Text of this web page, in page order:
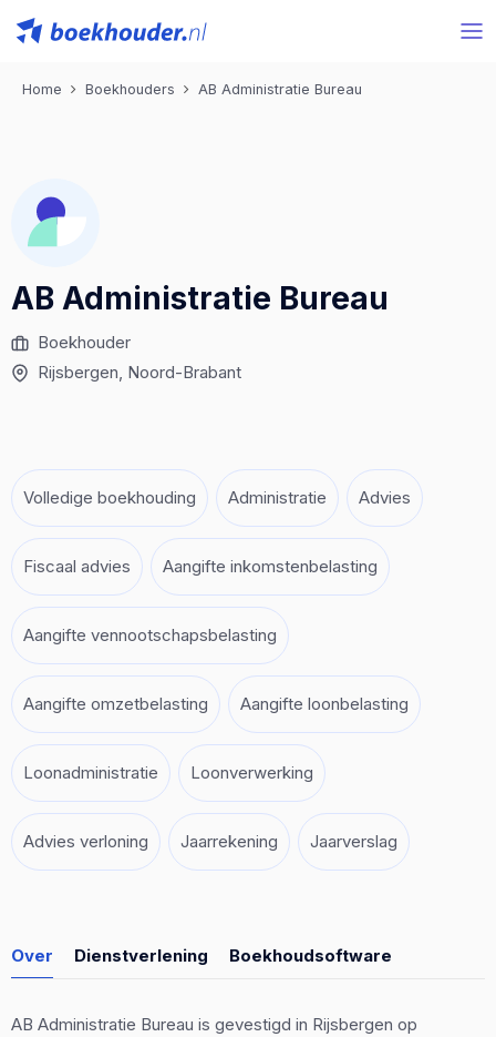
Home Boekhouders AB Administratie Bureau
AB Administratie Bureau
Boekhouder
Rijsbergen, Noord-Brabant
Volledige boekhouding Administratie Advies
Fiscaal advies Aangifte inkomstenbelasting
Aangifte vennootschapsbelasting
Aangifte omzetbelasting Aangifte loonbelasting
Loonadministratie Loonverwerking
Advies verloning Jaarrekening Jaarverslag
Over Dienstverlening Boekhoudsoftware
AB Administratie Bureau is gevestigd in Rijsbergen op